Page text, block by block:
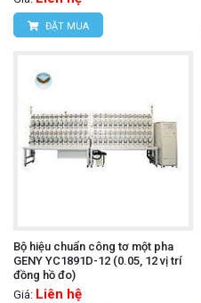
ĐẶT MUA
Bộ hiệu chuẩn công tơ một pha
GENY YC1891D-12 (0.05, 12 vị trí
đồng hồ đo)
Giá: Liên hệ